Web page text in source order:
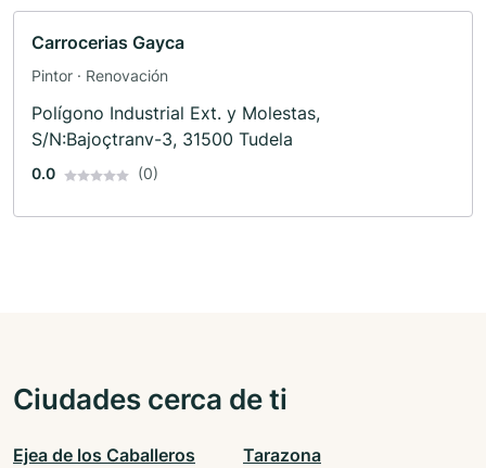
Carrocerias Gayca
Pintor · Renovación
Polígono Industrial Ext. y Molestas,
S/N:Bajoçtranv-3, 31500 Tudela
0.0 (0)
Ciudades cerca de ti
Ejea de los Caballeros Tarazona